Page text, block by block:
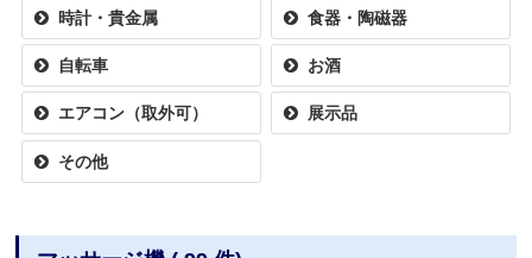
時計・貴金属 食器・陶磁器
自転車 お酒
エアコン（取外可） 展示品
その他